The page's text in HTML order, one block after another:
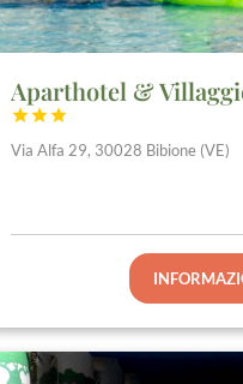
Aparthotel &



Via Alfa 29, 30028 Bibione (VE)